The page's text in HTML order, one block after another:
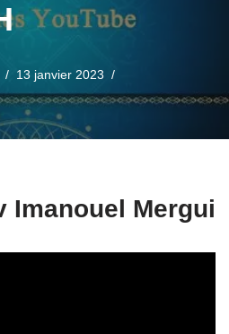
13 janvier 2023
Imanouel Mergui